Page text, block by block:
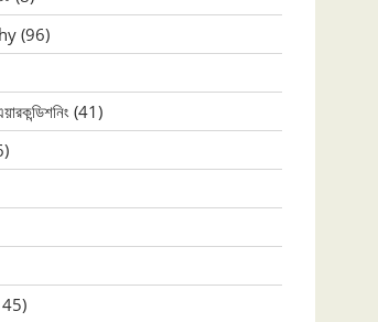
(96)
(41)